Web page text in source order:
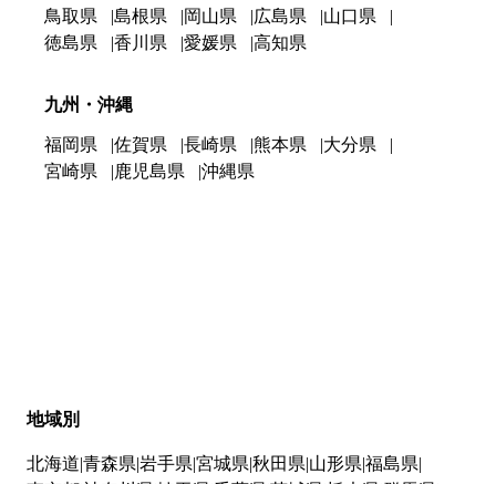
鳥取県 島根県 岡山県 広島県
山口県
徳島県
香川県 愛媛県 高知県
九州・沖縄
福岡県 佐賀県 長崎県 熊本県
大分県
宮崎県
鹿児島県 沖縄県
地域別
北海道 青森県 岩手県 宮城県 秋田県 山形県 福島県